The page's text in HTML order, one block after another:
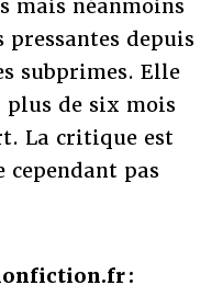
mais néanmoins
depuis
subprimes. Elle
de six mois
La critique est
cependant pas
: